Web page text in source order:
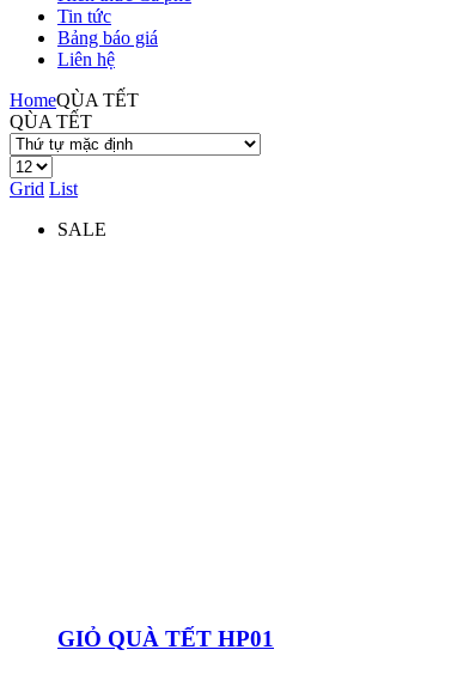
Tin tức
Bảng báo giá
Liên hệ
HomeQÙA TẾT
QÙA TẾT
Grid List
SALE
GIỎ QUÀ TẾT HP01